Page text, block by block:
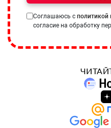
Соглашаюсь с политикой
согласие на обработку